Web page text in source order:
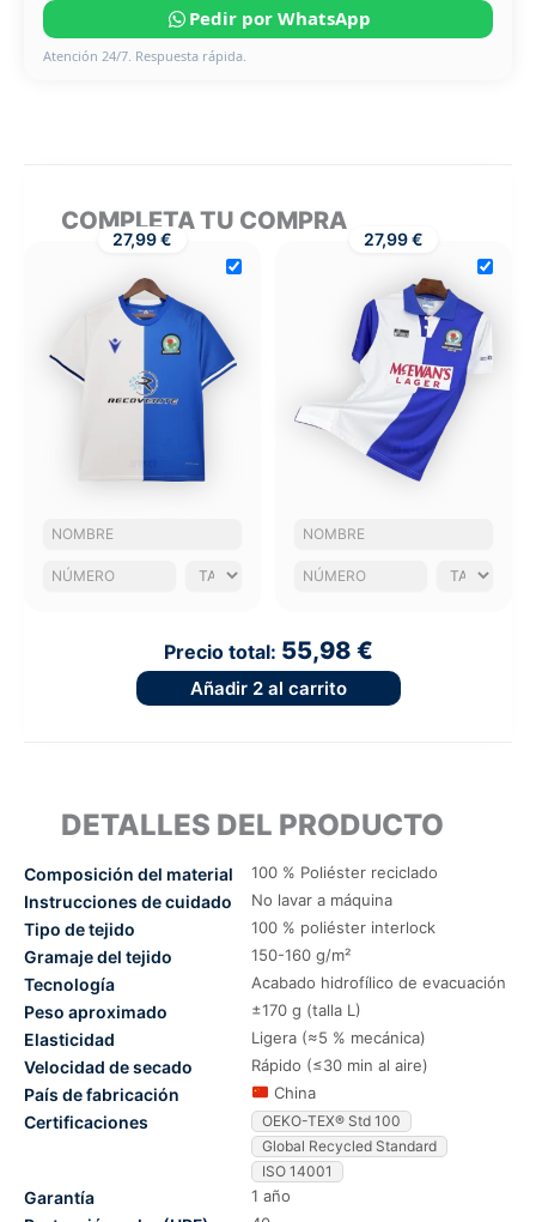
Pedir por WhatsApp
Atención 24/7. Respuesta rápida.
COMPLETA TU COMPRA
27,99 € 27,99 €
Precio total: 55,98 €
Añadir 2al carrito
DETALLES DEL PRODUCTO
Composición del material 100 % Poliéster reciclado
Instrucciones de cuidado No lavar a máquina
Tipo de tejido 100 % poliéster interlock
Gramaje del tejido 150-160 g/m²
Tecnología Acabado hidrofílico de evacuación
Peso aproximado ±170 g (talla L)
Elasticidad Ligera (≈5 % mecánica)
Velocidad de secado Rápido (≤30 min al aire)
País de fabricación China
Certificaciones
OEKO-TEX® Std 100
Global Recycled Standard
ISO 14001
Garantía 1 año